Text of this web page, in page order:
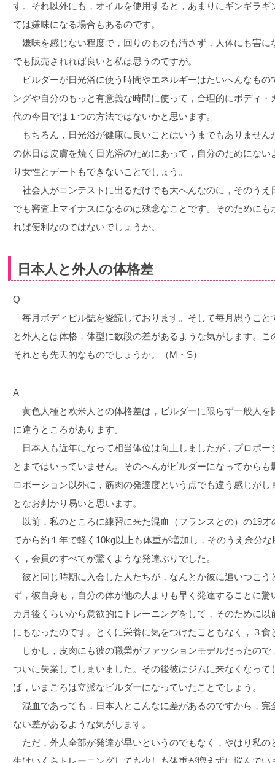
す。それ以外にも，オイルを使用すると，あまりにギンギラ
ては嫌味になる場合もあるのです。
嫌味を感じない程度で，回りのものも汚さず，人体にも害に
でも販売されれば良いと私は思うのですが。
ビルダーが日光浴に使う時間やエネルギーはたいへんなもの
ングや自分のもっと有意義な時間に使って，合理的にボディ
代の今日では１つの方法ではないかと思います。
もちろん，日光浴が健康に良いことはいうまでもありません
の休日は皮膚を焼く日光浴のためにあって，自分のためにな
り女性とデートもできないことでしょう。
社会人がコンテストに出るだけでも大へんなのに，そのうえ
でも審査上マイナスになるのは残念なことです。そのために
れば便利なのではないでしょうか。
日本人と外人の体格差
Q
毎月ボディビル誌を愛読しております。そして毎月思うこと
と外人とは体格，体型に数段の差があるような気がします。
それとも先天的なものでしょうか。（M・S）
A
黄色人種と欧米人との体格差は，ビルダーに限らず一般人を
に違うところがあります。
日本人も近年になって相当体位は向上しましたが，プロポー
とまではいっていません。そのへんがビルダーになってから
ロポーション以外に，筋肉の発達度という点でも違う感じが
となお判かり易いと思います。
以前，私のところに練習に来た混血（フランスとの）の19
てから約１年で軽く10kg以上も体重が増加し，そのうえ余分
く，会員のすべてが驚くような発達ぶりでした。
彼と同じ時期に入会した人たちが，なんとか彼に追いつこう
ず，彼自身も，自分の体が他の人よりも早く発達することに
カ月後くらいから意欲的にトレーニングをして，そのために
にもなったのです。とくに栄養に気をつけたこともなく，３食
しかし，皮肉にも彼の職業がファッションモデルだったので
ついに失業してしまいました。その後彼はジムに来なくなっ
ば，いまごろは立派なビルダーになっていたことでしょう。
混血であっても，日本人とこんなに差があるのですから，完
ない差があるような気がします。
ただ，外人全部が発達が早いというのでもなく，やはり私の